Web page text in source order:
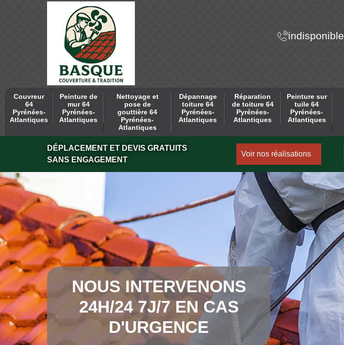
indisponible
Couvreur
64
Pyrénées-
Atlantiques
Peinture de
mur 64
Pyrénées-
Atlantiques
Nettoyage et
pose de
gouttière 64
Pyrénées-
Atlantiques
Dépannage
toiture 64
Pyrénées-
Atlantiques
Réparation
de toiture 64
Pyrénées-
Atlantiques
Peinture sur
tuile 64
Pyrénées-
Atlantiques
DÉPLACEMENT ET DEVIS GRATUITS
SANS ENGAGEMENT
Voir nos réalisations
NOUS INTERVENONS
24H/24 7J/7 EN CAS
D'URGENCE